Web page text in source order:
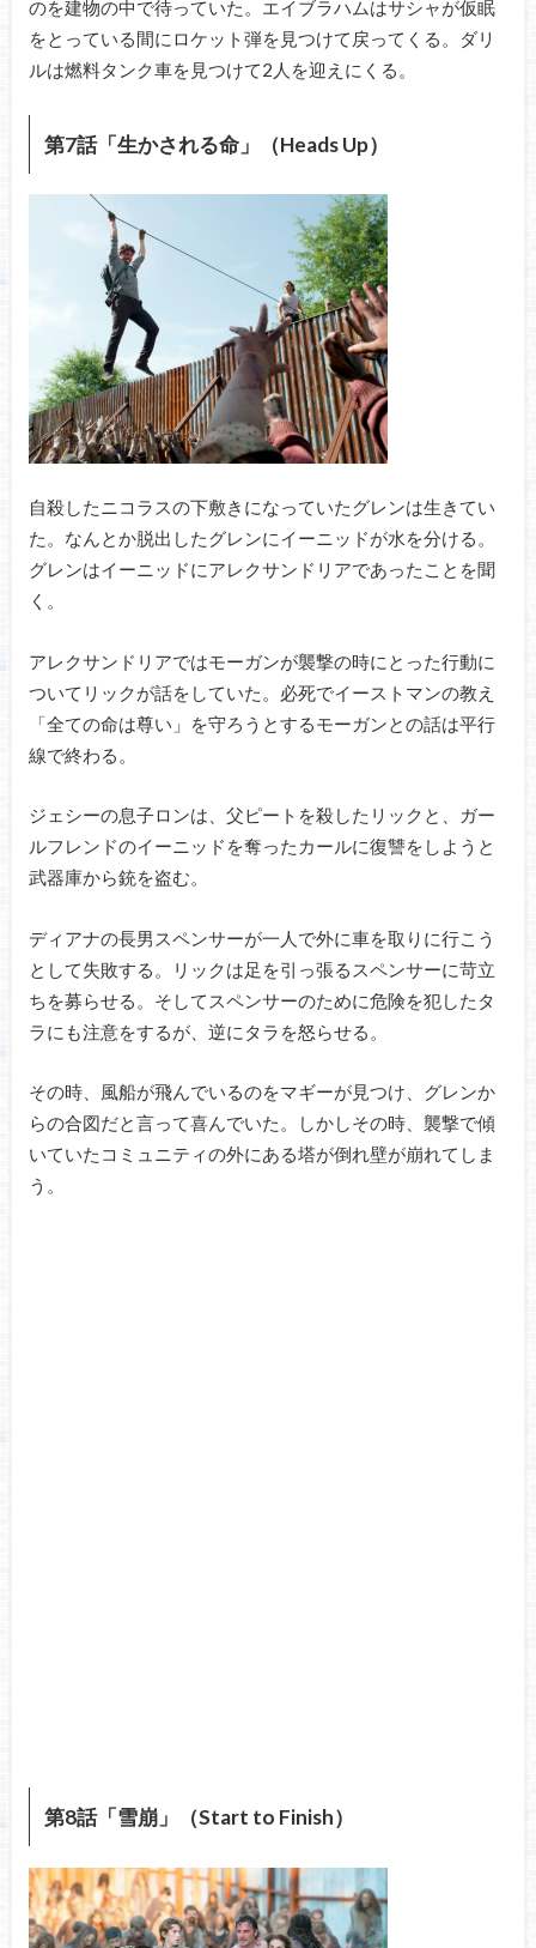
のを建物の中で待っていた。エイブラハムはサシャが仮眠
をとっている間にロケット弾を見つけて戻ってくる。ダリ
ルは燃料タンク車を見つけて2人を迎えにくる。
第7話「生かされる命」（Heads Up）
自殺したニコラスの下敷きになっていたグレンは生きてい
た。なんとか脱出したグレンにイーニッドが水を分ける。
グレンはイーニッドにアレクサンドリアであったことを聞
く。
アレクサンドリアではモーガンが襲撃の時にとった行動に
ついてリックが話をしていた。必死でイーストマンの教え
「全ての命は尊い」を守ろうとするモーガンとの話は平行
線で終わる。
ジェシーの息子ロンは、父ピートを殺したリックと、ガー
ルフレンドのイーニッドを奪ったカールに復讐をしようと
武器庫から銃を盗む。
ディアナの長男スペンサーが一人で外に車を取りに行こう
として失敗する。リックは足を引っ張るスペンサーに苛立
ちを募らせる。そしてスペンサーのために危険を犯したタ
ラにも注意をするが、逆にタラを怒らせる。
その時、風船が飛んでいるのをマギーが見つけ、グレンか
らの合図だと言って喜んでいた。しかしその時、襲撃で傾
いていたコミュニティの外にある塔が倒れ壁が崩れてしま
う。
第8話「雪崩」（Start to Finish）